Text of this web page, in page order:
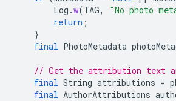
Log .w(TAG, "No photo
return ;
}
final PhotoMetadata
// Get the attribution text
final String attributions =
final AuthorAttributions